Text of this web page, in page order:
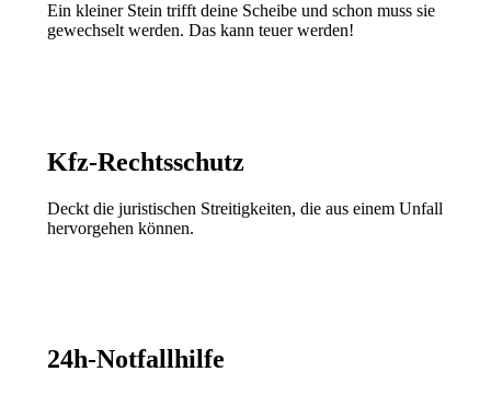
Ein kleiner Stein trifft deine Scheibe und schon muss sie
gewechselt werden. Das kann teuer werden!
Kfz-Rechtsschutz
Deckt die juristischen Streitigkeiten, die aus einem Unfall
hervorgehen können.
24h-Notfallhilfe